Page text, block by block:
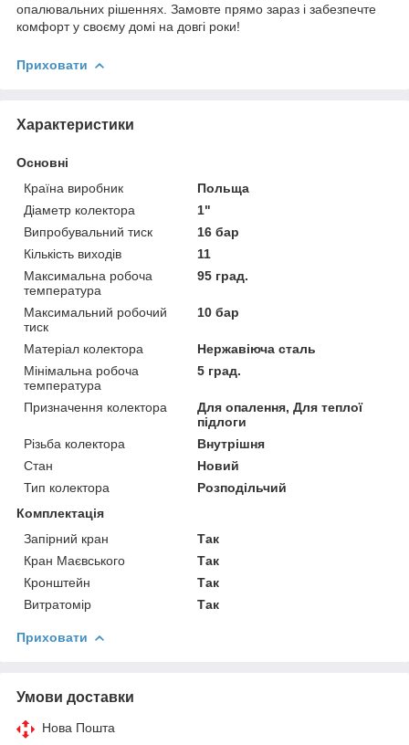
опалювальних рішеннях. Замовте прямо зараз і забезпечте
комфорт у своєму домі на довгі роки!
Приховати
Характеристики
Основні
Країна виробник
Польща
Діаметр колектора
1"
Випробувальний тиск
16 бар
Кількість виходів
11
Максимальна робоча
температура
95 град.
Максимальний робочий
тиск
10 бар
Матеріал колектора
Нержавіюча сталь
Мінімальна робоча
температура
5 град.
Призначення колектора
Для опалення, Для теплої
підлоги
Різьба колектора
Внутрішня
Стан
Новий
Тип колектора
Розподільчий
Комплектація
Запірний кран
Так
Кран Маєвського
Так
Кронштейн
Так
Витратомір
Так
Приховати
Умови доставки
Нова Пошта